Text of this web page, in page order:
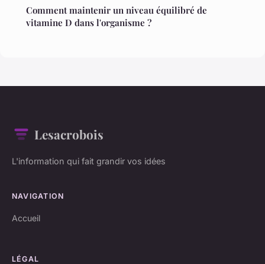
Comment maintenir un niveau équilibré de
vitamine D dans l'organisme ?
Lesacrobois
L'information qui fait grandir vos idées
NAVIGATION
Accueil
LÉGAL